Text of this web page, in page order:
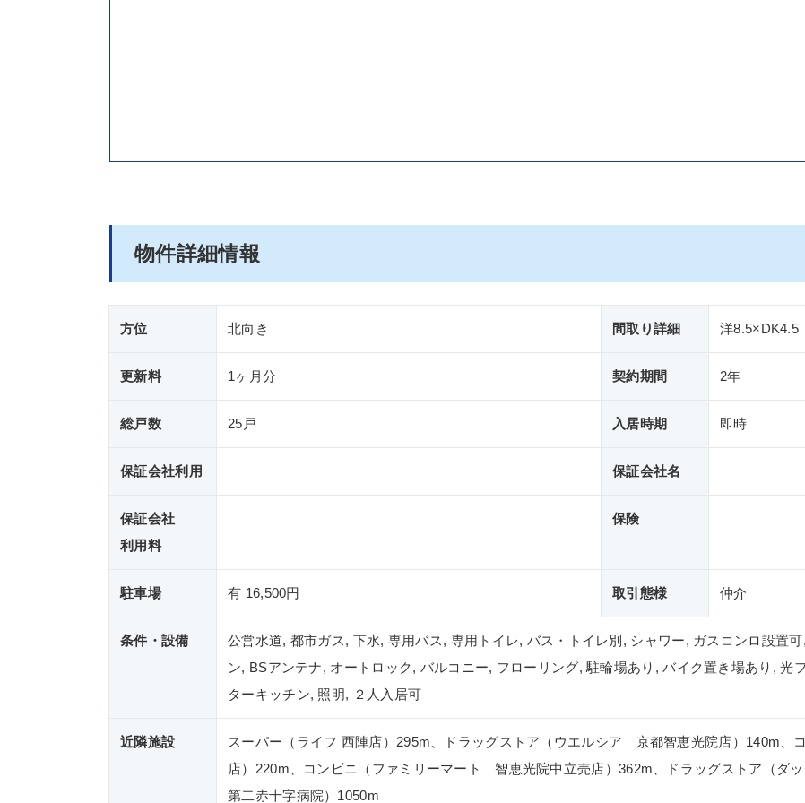
物件詳細情報
方位 北向き 間取り詳細 洋8.5×DK4.5
更新料 1ヶ月分 契約期間 2年
総戸数 25戸 入居時期 即時
保証会社利用 保証会社名
保証会社
利用料
保険
駐車場 有 16,500円 取引態様 仲介
条件・設備
公営水道, 都市ガス, 下水, 専用バス, 専用トイレ, バス・トイレ別, シャワー, ガスコンロ設置
ン, BSアンテナ, オートロック, バルコニー, フローリング, 駐輪場あり, バイク置き場あり, 光
ターキッチン, 照明, ２人入居可
近隣施設
スーパー（ライフ 西陣店）295m、ドラッグストア（ウエルシア 京都智恵光院店）140m、
店）220m、コンビニ（ファミリーマート 智恵光院中立売店）362m、ドラッグストア（ダ
第二赤十字病院）1050m